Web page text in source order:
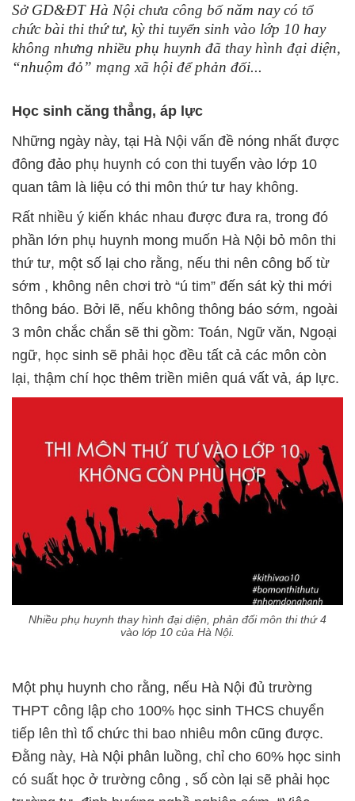
Sở GD&ĐT Hà Nội chưa công bố năm nay có tổ
chức bài thi thứ tư, kỳ thi tuyển sinh vào lớp 10 hay
không nhưng nhiều phụ huynh đã thay hình đại diện,
“nhuộm đỏ” mạng xã hội để phản đối...
Học sinh căng thẳng, áp lực
Những ngày này, tại Hà Nội vấn đề nóng nhất được
đông đảo phụ huynh có con thi tuyển vào lớp 10
quan tâm là liệu có thi môn thứ tư hay không.
Rất nhiều ý kiến khác nhau được đưa ra, trong đó
phần lớn phụ huynh mong muốn Hà Nội bỏ môn thi
thứ tư, một số lại cho rằng, nếu thi nên công bố từ
sớm , không nên chơi trò “ú tim” đến sát kỳ thi mới
thông báo. Bởi lẽ, nếu không thông báo sớm, ngoài
3 môn chắc chắn sẽ thi gồm: Toán, Ngữ văn, Ngoại
ngữ, học sinh sẽ phải học đều tất cả các môn còn
lại, thậm chí học thêm triền miên quá vất vả, áp lực.
Nhiều phụ huynh thay hình đại diện, phản đối môn thi thứ 4
vào lớp 10 của Hà Nội.
Một phụ huynh cho rằng, nếu Hà Nội đủ trường
THPT công lập cho 100% học sinh THCS chuyển
tiếp lên thì tổ chức thi bao nhiêu môn cũng được.
Đằng này, Hà Nội phân luồng, chỉ cho 60% học sinh
có suất học ở trường công , số còn lại sẽ phải học